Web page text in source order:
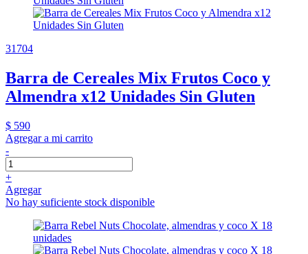
31704
Barra de Cereales Mix Frutos Coco y
Almendra x12 Unidades Sin Gluten
$ 590
Agregar a mi carrito
-
+
Agregar
No hay suficiente stock disponible